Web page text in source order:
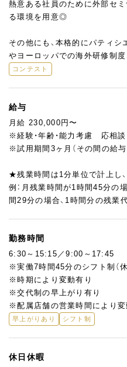
熱意ある社員のために外部セミ
る環境を用意◎
その他にも、本格的にパティ
やヨーロッパでの海外研修制度
コンテスト
給与
月給 230,000円〜
※経験・年齢・能力考慮 応相談
※試用期間3ヶ月（その間の給
★残業時間は1分単位で計上し
例：月残業時間が1時間45分の
間29分の場合、1時間分の残業
勤務時間
6:30～15:15／9:00～17:45
※実働7時間45分のシフト制（休
※時期により変動有り
※交代制の早上がり有り
※配属店舗の営業時間により変
早上がりあり シフト制
休日休暇